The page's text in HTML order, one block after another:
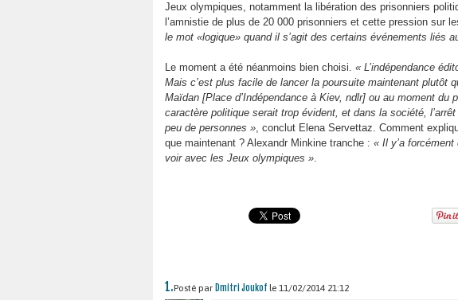
Jeux olympiques, notamment la libération des prisonniers
l’amnistie de plus de 20 000 prisonniers et cette pression sur
le mot «logique» quand il s’agit des certains événements liés
Le moment a été néanmoins bien choisi. « L’indépendance
Mais c’est plus facile de lancer la poursuite maintenant plutôt
Maïdan [Place d’Indépendance à Kiev, ndlr] ou au moment du
caractère politique serait trop évident, et dans la société,
peu de personnes », conclut Elena Servettaz. Comment
que maintenant ? Alexandr Minkine tranche : « Il y’a
voir avec les Jeux olympiques ».
1.Posté par Dmitri Joukof le 11/02/2014 21:12